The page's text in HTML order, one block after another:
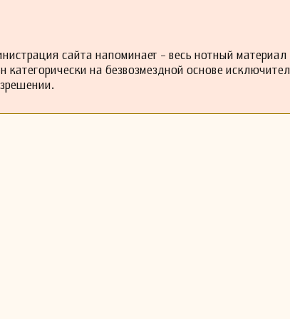
сайта напоминает - весь нотный материал
категорически на безвозмездной основе